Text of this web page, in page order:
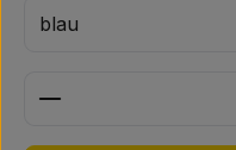
Produkt Anzahl: